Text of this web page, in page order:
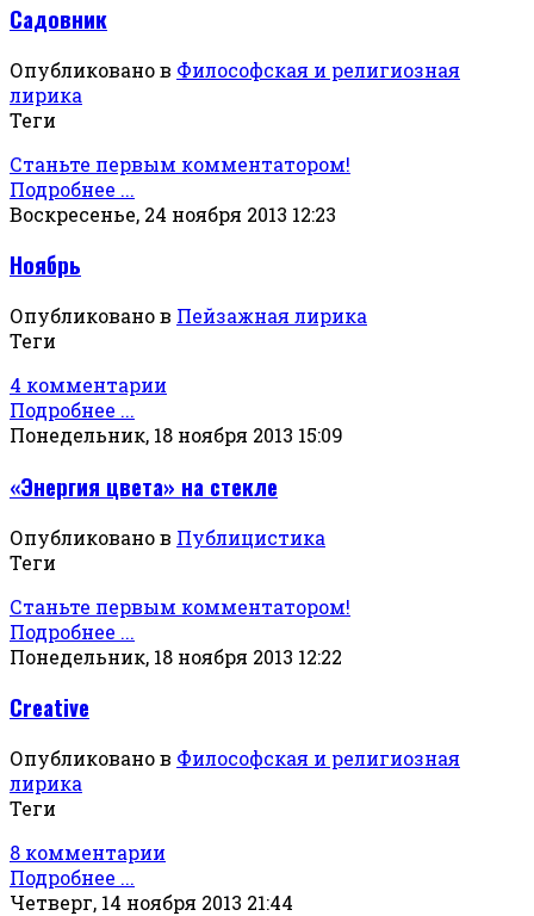
Садовник
Опубликовано в Философская и религиозная
лирика
Теги
Станьте первым комментатором!
Подробнее ...
Воскресенье, 24 ноября 2013 12:23
Ноябрь
Опубликовано в Пейзажная лирика
Теги
4 комментарии
Подробнее ...
Понедельник, 18 ноября 2013 15:09
«Энергия цвета» на стекле
Опубликовано в Публицистика
Теги
Станьте первым комментатором!
Подробнее ...
Понедельник, 18 ноября 2013 12:22
Creative
Опубликовано в Философская и религиозная
лирика
Теги
8 комментарии
Подробнее ...
Четверг, 14 ноября 2013 21:44